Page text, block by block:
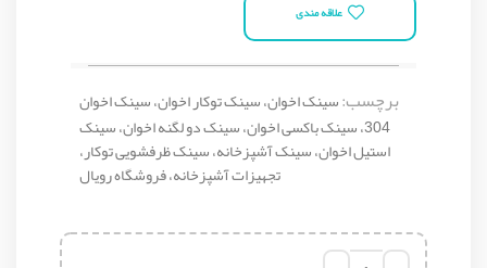
علاقه مندی
برچسب:سینک اخوان، سینک توکار اخوان، سینک اخوان
304، سینک باکسی اخوان، سینک دو لگنه اخوان، سینک
استیل اخوان، سینک آشپزخانه، سینک ظرفشویی توکار،
تجهیزات آشپزخانه، فروشگاه رویال